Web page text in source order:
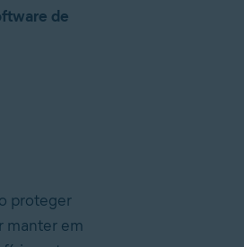
de
proteger
manter em